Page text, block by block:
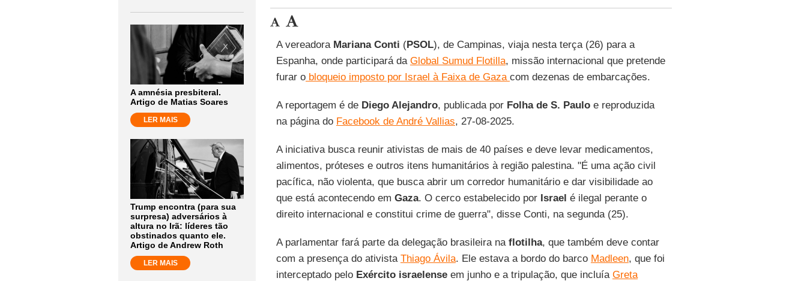
A amnésia presbiteral.
Artigo de Matias Soares
LER MAIS
Trump encontra (para sua
surpresa) adversários à
altura no Irã: líderes tão
obstinados quanto ele.
Artigo de Andrew Roth
LER MAIS
A vereadora Mariana Conti (PSOL), de Campinas, viaja nesta terça (26) para a
Espanha, onde participará da Global Sumud Flotilla, missão internacional que pretende
furar obloqueio imposto por Israel à Faixa de Gaza com dezenas de embarcações.
A reportagem é de Diego Alejandro, publicada por Folha de S. Pauloe reproduzida
na página do Facebook de André Vallias, 27-08-2025.
A iniciativa busca reunir ativistas de mais de 40 países e deve levar medicamentos,
alimentos, próteses e outros itens humanitários à região palestina. "É uma ação civil
pacífica, não violenta, que busca abrir um corredor humanitário e dar visibilidade ao
que está acontecendo em Gaza. O cerco estabelecido por Israel é ilegal perante o
direito internacional e constitui crime de guerra", disse Conti, na segunda (25).
A parlamentar fará parte da delegação brasileira na flotilha, que também deve contar
com a presença do ativista Thiago Ávila. Ele estava a bordo do barco Madleen, que foi
interceptado pelo Exército israelenseem junho e a tripulação, que incluía Greta